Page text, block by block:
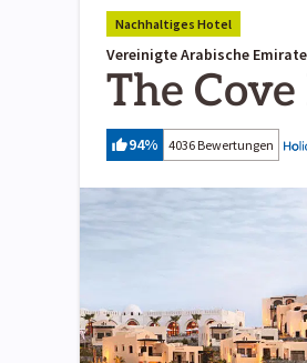
Nachhaltiges Hotel
Vereinigte Arabische
The
94% 4036 Bewertungen